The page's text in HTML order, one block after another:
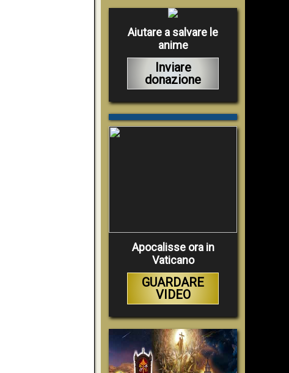
Aiutare a salvare le
anime
Inviare
donazione
Apocalisse ora in
Vaticano
GUARDARE
VIDEO